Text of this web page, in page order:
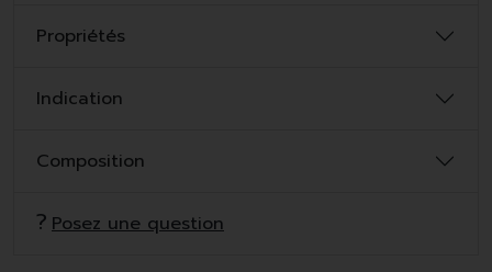
Propriétés
Indication
Composition
Posez une question